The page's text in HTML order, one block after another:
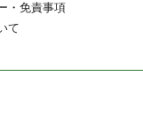
・免責事項
て